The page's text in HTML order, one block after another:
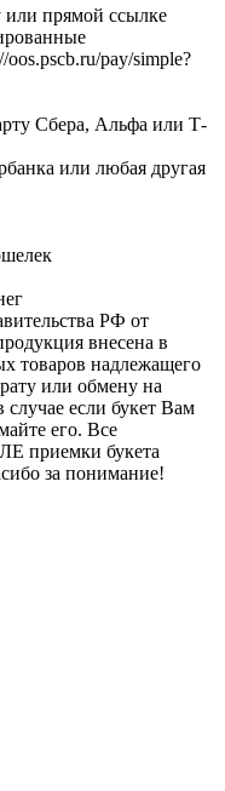
или прямой ссылке
pay/simple?
Сбера, Альфа или Т-
или любая другая
РФ от
внесена в
товаров надлежащего
или обмену на
если букет Вам
его. Все
приемки букета
за понимание!